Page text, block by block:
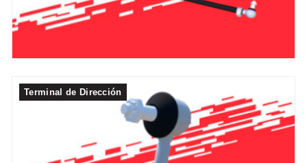
Terminal de Dirección